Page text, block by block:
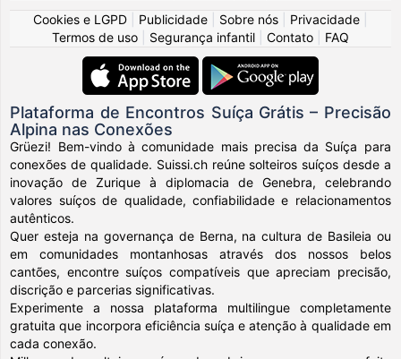
Cookies e LGPD
Publicidade Sobre nós Privacidade
Termos de uso
Segurança infantil Contato FAQ
Plataforma de Encontros Suíça Grátis – Precisão
Alpina nas Conexões
Grüezi! Bem-vindo à comunidade mais precisa da Suíça para
conexões de qualidade. Suissi.ch reúne solteiros suíços desde a
inovação de Zurique à diplomacia de Genebra, celebrando
valores suíços de qualidade, confiabilidade e relacionamentos
autênticos.
Quer esteja na governança de Berna, na cultura de Basileia ou
em comunidades montanhosas através dos nossos belos
cantões, encontre suíços compatíveis que apreciam precisão,
discrição e parcerias significativas.
Experimente a nossa plataforma multilingue completamente
gratuita que incorpora eficiência suíça e atenção à qualidade em
cada conexão.